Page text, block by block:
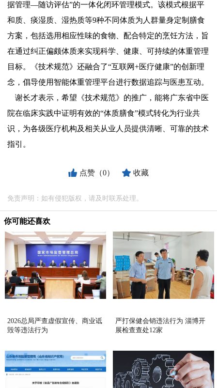
据管理—随访评估”的一体化闭环管理模式。该模式根据平
和质、痰湿质、湿热质等9种不同体质为人群量身定制膳食
方案，包括选用相应性味的食物、配合特定的烹饪方法，旨
在通过纠正偏颇体质来实现科学、健康、可持续的体重管理
目标。《技术规范》还融合了“互联网+医疗健康”的创新理
念，倡导使用智能体重管理平台进行数据追踪与医患互动。
谢长才表示，希望《技术规范》的推广，能将广东省中医
院在临床实践中证明有效的“体质膳食”模式转化为行业共
识，为各级医疗机构及相关从业人员提供清晰、可靠的技术
指引。
点赞（0） 收藏
免责声明：如有侵犯版权，请及时联系处理。
你可能还喜欢
2026总局严查虚假宣传、商业诋
毁等违法行为
严打保健会销违法行为 淄博开
展检查查处12家